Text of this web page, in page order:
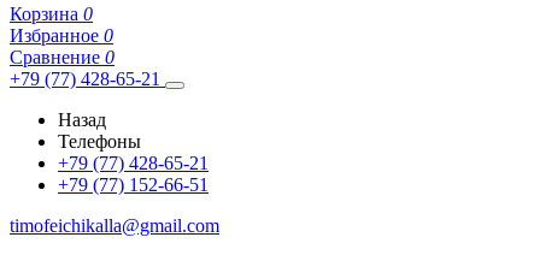
Корзина 0
Избранное 0
Сравнение 0
+79 (77) 428-65-21
Назад
Телефоны
+79 (77) 428-65-21
+79 (77) 152-66-51
timofeichikalla@gmail.com